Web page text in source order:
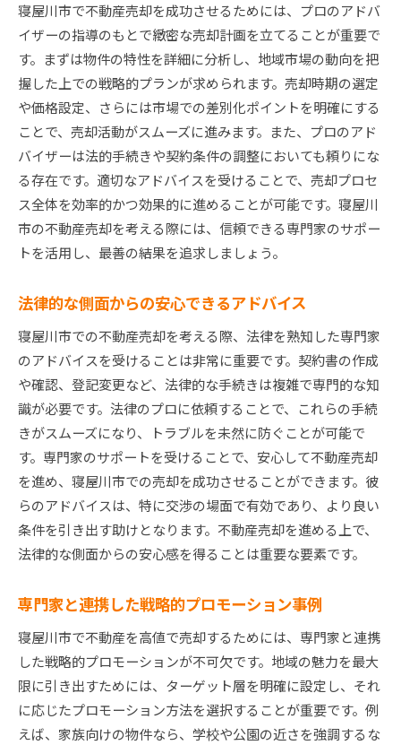
寝屋川市で不動産売却を成功させるためには、プロのアドバ
イザーの指導のもとで緻密な売却計画を立てることが重要で
す。まずは物件の特性を詳細に分析し、地域市場の動向を把
握した上での戦略的プランが求められます。売却時期の選定
や価格設定、さらには市場での差別化ポイントを明確にする
ことで、売却活動がスムーズに進みます。また、プロのアド
バイザーは法的手続きや契約条件の調整においても頼りにな
る存在です。適切なアドバイスを受けることで、売却プロセ
ス全体を効率的かつ効果的に進めることが可能です。寝屋川
市の不動産売却を考える際には、信頼できる専門家のサポー
トを活用し、最善の結果を追求しましょう。
法律的な側面からの安心できるアドバイス
寝屋川市での不動産売却を考える際、法律を熟知した専門家
のアドバイスを受けることは非常に重要です。契約書の作成
や確認、登記変更など、法律的な手続きは複雑で専門的な知
識が必要です。法律のプロに依頼することで、これらの手続
きがスムーズになり、トラブルを未然に防ぐことが可能で
す。専門家のサポートを受けることで、安心して不動産売却
を進め、寝屋川市での売却を成功させることができます。彼
らのアドバイスは、特に交渉の場面で有効であり、より良い
条件を引き出す助けとなります。不動産売却を進める上で、
法律的な側面からの安心感を得ることは重要な要素です。
専門家と連携した戦略的プロモーション事例
寝屋川市で不動産を高値で売却するためには、専門家と連携
した戦略的プロモーションが不可欠です。地域の魅力を最大
限に引き出すためには、ターゲット層を明確に設定し、それ
に応じたプロモーション方法を選択することが重要です。例
えば、家族向けの物件なら、学校や公園の近さを強調するな